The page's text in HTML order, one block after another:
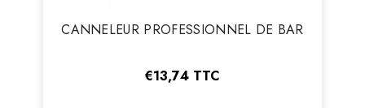
Vendeur
CANNELEUR PROFESSIONNEL DE BAR
€13,74 TTC